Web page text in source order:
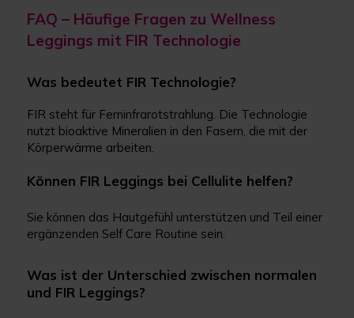
FAQ – Häufige Fragen zu Wellness
Leggings mit FIR Technologie
Was bedeutet FIR Technologie?
FIR steht für Ferninfrarotstrahlung. Die Technologie
nutzt bioaktive Mineralien in den Fasern, die mit der
Körperwärme arbeiten.
Können FIR Leggings bei Cellulite helfen?
Sie können das Hautgefühl unterstützen und Teil einer
ergänzenden Self Care Routine sein.
Was ist der Unterschied zwischen normalen
und FIR Leggings?